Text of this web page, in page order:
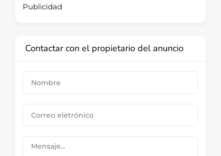
Publicidad
Contactar con el propietario del anuncio